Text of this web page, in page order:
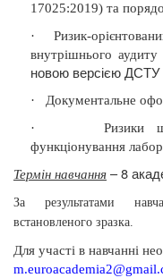
17025:2019) та
·
Ризик-
внутрішнього
новою версією ДСТУ
·
Документальне
·
Ризики
функціонування
Термін навчання – 8
За результатами
встановленого зразка.
Для участі в навчанні